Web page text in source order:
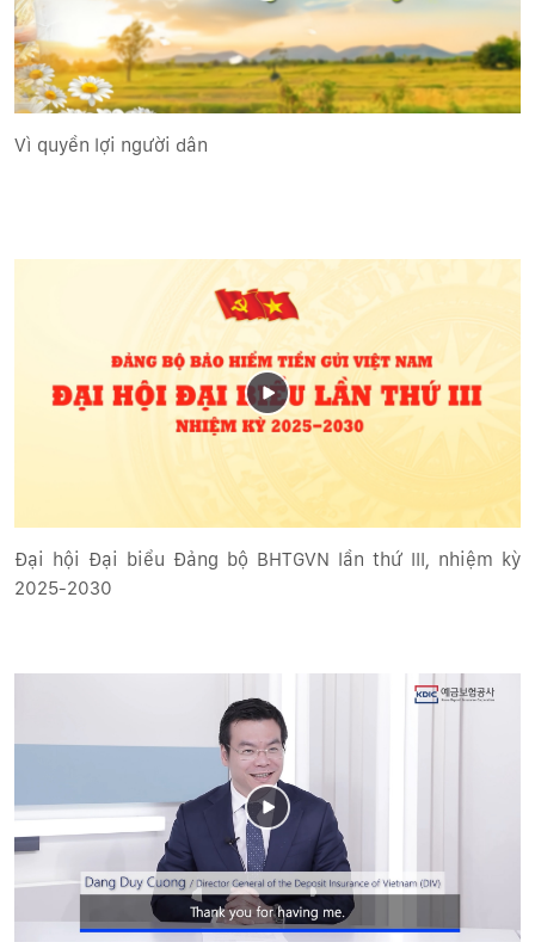
Vì quyền lợi người dân
Đại hội Đại biểu Đảng bộ BHTGVN lần thứ III, nhiệm kỳ
2025-2030